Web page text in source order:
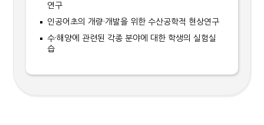
연구
인공어초의 개량·개발을 위한 수산공학적 현상연구
수·해양에 관련된 각종 분야에 대한 학생의 실험실
습